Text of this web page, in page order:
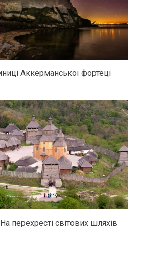
Аккерманської фортеці
перехресті світових шляхів